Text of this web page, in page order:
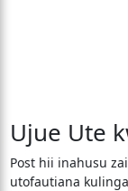
Ujue Ute
Post hii inahusu
utofautiana